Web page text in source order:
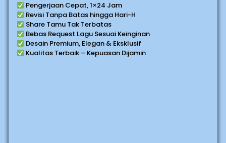
Pengerjaan Cepat, 1×24 Jam
Revisi Tanpa Batas hingga Hari-H
Share Tamu Tak Terbatas
Bebas Request Lagu Sesuai Keinginan
Desain Premium, Elegan & Eksklusif
Kualitas Terbaik – Kepuasan Dijamin